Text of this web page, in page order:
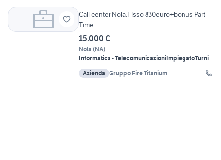
Call center Nola.Fisso 830euro+bonus Part
Time
15.000 €
Nola (NA)
Informatica - TelecomunicazioniImpiegatoTurni
Azienda Gruppo Fire Titanium